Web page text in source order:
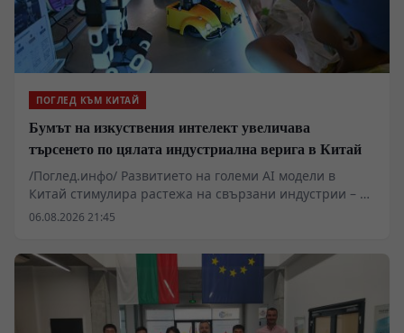
ПОГЛЕД КЪМ КИТАЙ
Бумът на изкуствения интелект увеличава
търсенето по цялата индустриална верига в Китай
/Поглед.инфо/ Развитието на големи AI модели в
Китай стимулира растежа на свързани индустрии – от
производството на метали до високотехнологични
увеличение на поръчките заради нуждата от
високоскоростен пренос на данни при AI
изчисленията, като цените на високоскоростните
платки са нараснали повече от четири пъти.
06.08.2026 21:45